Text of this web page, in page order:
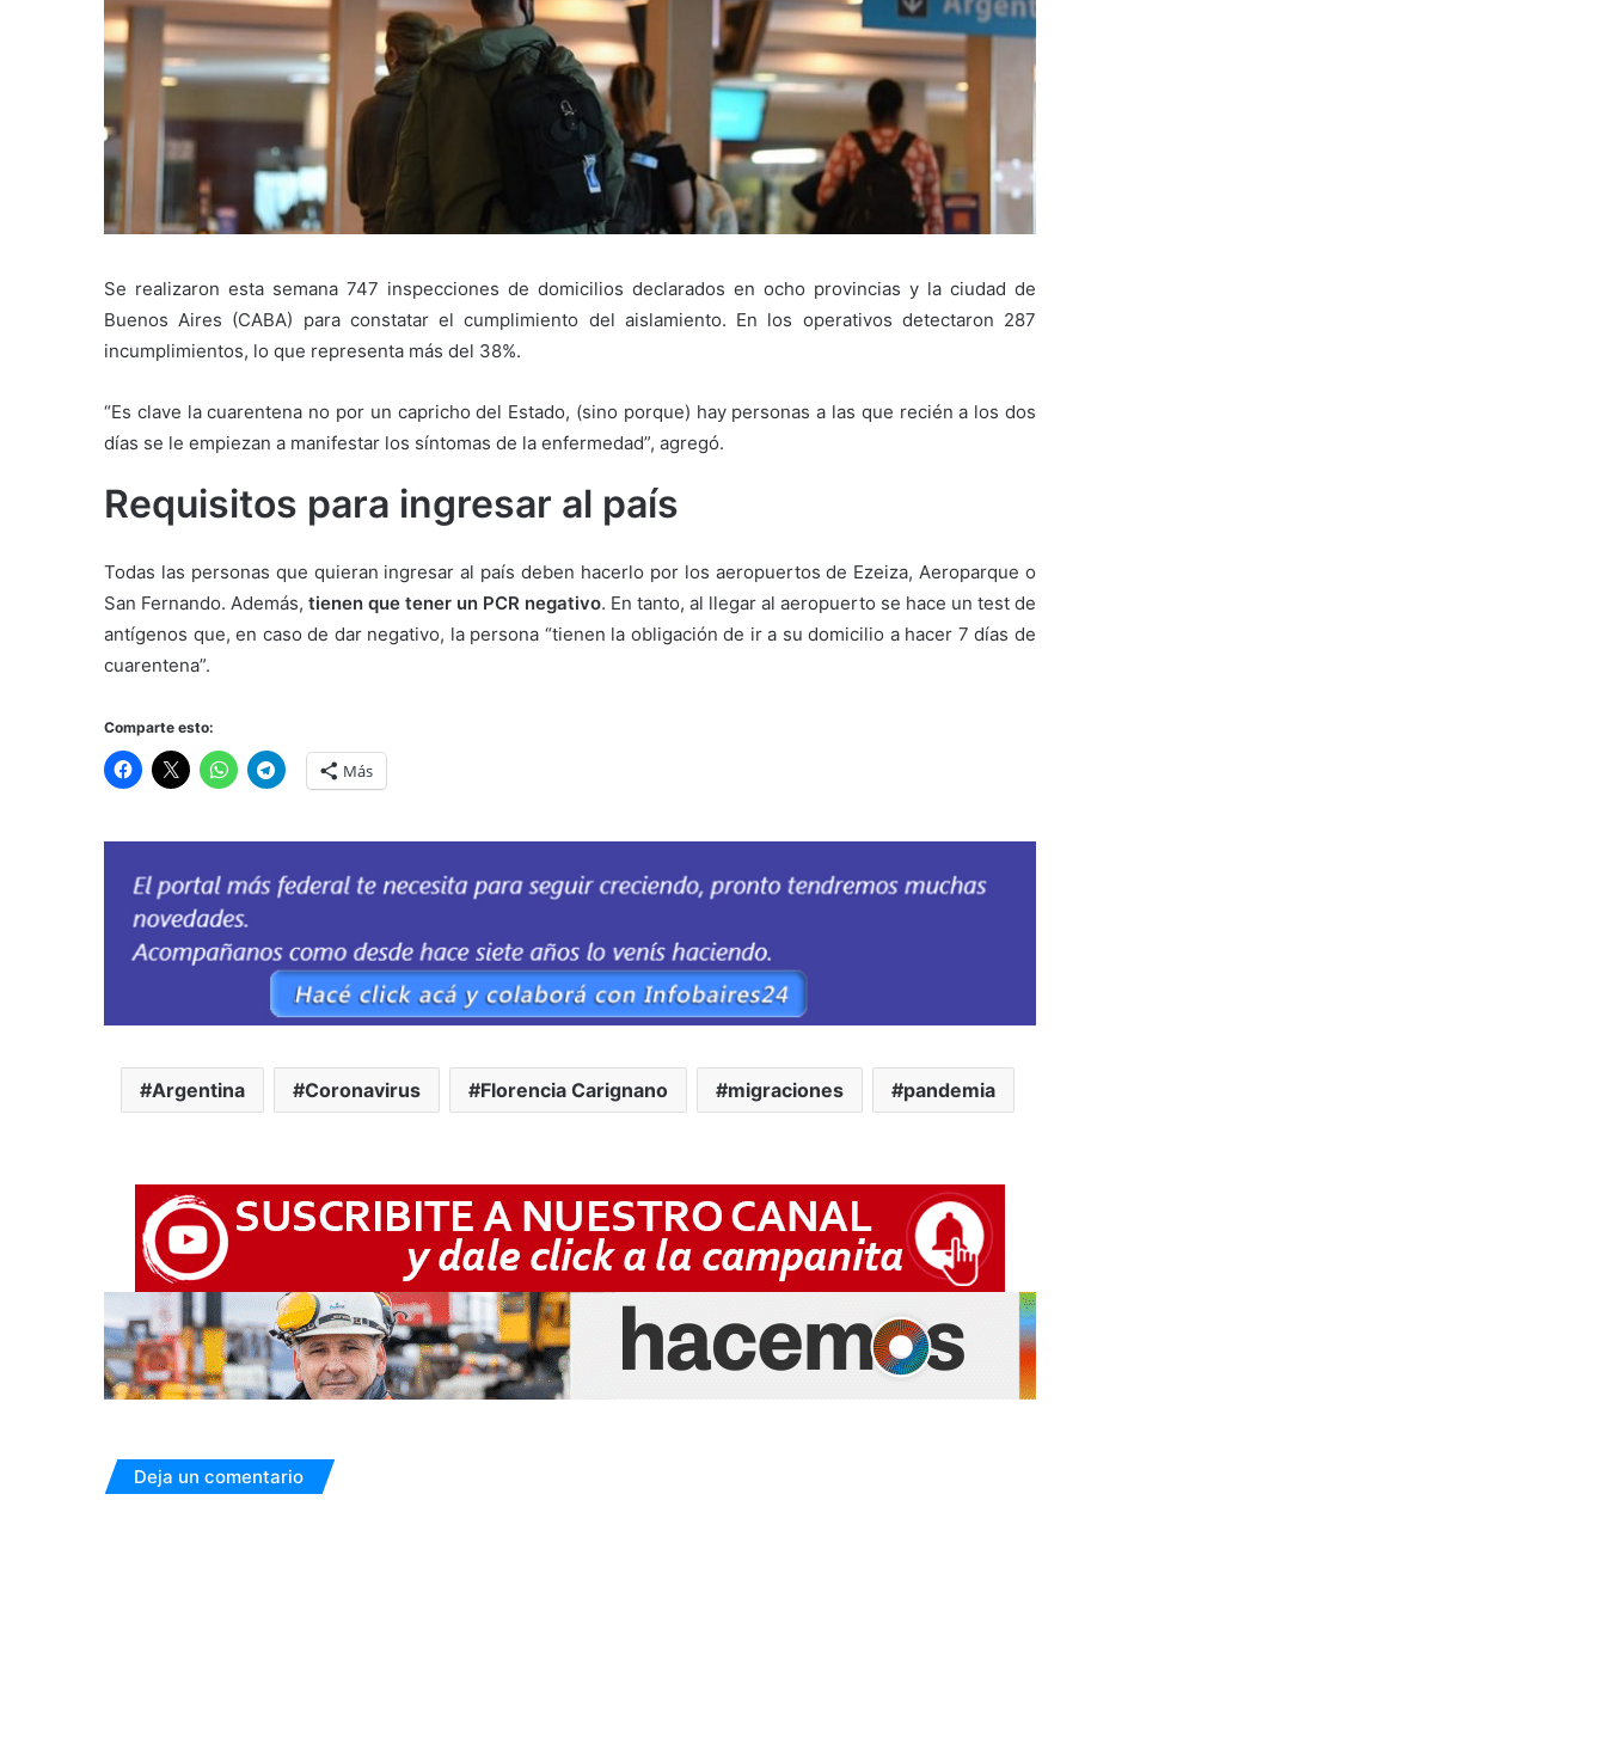
Se realizaron esta semana 747 inspecciones de domicilios declarados en ocho provincias y la ciudad de
Buenos Aires (CABA) para constatar el cumplimiento del aislamiento. En los operativos detectaron 287
incumplimientos, lo que representa más del 38%.
“Es clave la cuarentena no por un capricho del Estado, (sino porque) hay personas a las que recién a los dos
días se le empiezan a manifestar los síntomas de la enfermedad”, agregó.
Requisitos para ingresar al país
Todas las personas que quieran ingresar al país deben hacerlo por los aeropuertos de Ezeiza, Aeroparque o
San Fernando. Además, tienen que tener un PCR negativo. En tanto, al llegar al aeropuerto se hace un test de
antígenos que, en caso de dar negativo, la persona “tienen la obligación de ir a su domicilio a hacer 7 días de
cuarentena”.
Comparte esto:
Más
Argentina Coronavirus Florencia Carignano migraciones pandemia
Deja un comentario